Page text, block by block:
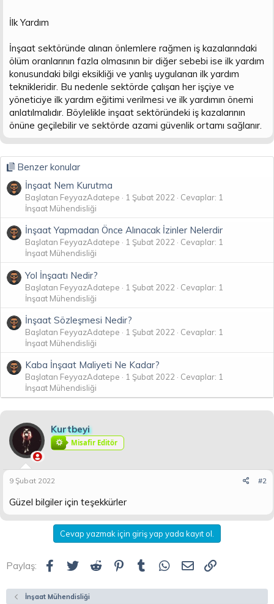
İlk Yardım
İnşaat sektöründe alınan önlemlere rağmen iş kazalarındaki
ölüm oranlarının fazla olmasının bir diğer sebebi ise ilk yardım
konusundaki bilgi eksikliği ve yanlış uygulanan ilk yardım
teknikleridir. Bu nedenle sektörde çalışan her işçiye ve
yöneticiye ilk yardım eğitimi verilmesi ve ilk yardımın önemi
anlatılmalıdır. Böylelikle inşaat sektöründeki iş kazalarının
önüne geçilebilir ve sektörde azami güvenlik ortamı sağlanır.
Benzer konular
İnşaat Nem Kurutma
Başlatan FeyyazAdatepe 1 Şubat 2022
Cevaplar: 1
İnşaat Mühendisliği
İnşaat Yapmadan Önce Alınacak İzinler Nelerdir
Başlatan FeyyazAdatepe 1 Şubat 2022
Cevaplar: 1
İnşaat Mühendisliği
Yol İnşaatı Nedir?
Başlatan FeyyazAdatepe 1 Şubat 2022
Cevaplar: 1
İnşaat Mühendisliği
İnşaat Sözleşmesi Nedir?
Başlatan FeyyazAdatepe 1 Şubat 2022
Cevaplar: 1
İnşaat Mühendisliği
Kaba İnşaat Maliyeti Ne Kadar?
Başlatan FeyyazAdatepe 1 Şubat 2022
Cevaplar: 1
İnşaat Mühendisliği
Kurtbeyi
Misafir Editör
9 Şubat 2022 #2
Güzel bilgiler için teşekkürler
Cevap yazmak için giriş yap yada kayıt ol.
Paylaş: Facebook
Twitter Reddit Pinterest
Tumblr WhatsApp
E-posta
İnşaat Mühendisliği